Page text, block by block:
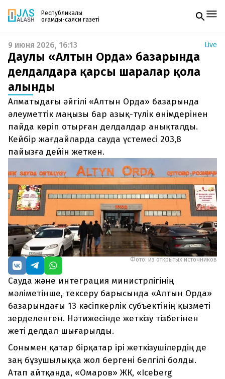
Республикалық
қоғамдық-саяси газеті
Жаңалықтар
Спорт
Live
Руханият
Аймақ
Архив
Заң және тәртіп
Редакциямен байланыс
+7 708 604 51 06
Жарнама бөлімі
+7 701 220 64 52
zhasalash100@gmail.com
Газетке жазылу
PDF форматтағы газетті ай сайын электронды
поштаңызға алып отырыңыз. Жаңа нөмір
шыққан сәтте сізге бірден жіберіледі. Тек email
енгізіңіз, біз қалғанын өзіміз жібереміз.
9 июня 2026, 16:13 Live
Даулы «Алтын Орда» базарында
делдалдарға қарсы шаралар қолға
алынды
Алматыдағы әйгілі «Алтын Орда» базарында
әлеуметтік маңызы бар азық-түлік өнімдерінен
пайда көріп отырған делдалдар анықталды.
Кейбір жағдайларда сауда үстемесі 203,8
пайызға дейін жеткен.
Фото: из открытых источников
Сауда және интеграция министрлігінің
мәліметінше, тексеру барысында «Алтын Орда»
базарындағы 13 кәсіпкерлік субъектінің қызметі
зерделенген. Нәтижесінде жеткізу тізбегінен
жеті делдал шығарылды.
Сонымен қатар бірқатар ірі жеткізушілердің де
заң бұзушылыққа жол бергені белгілі болды.
Атап айтқанда, «Омаров» ЖК, «Iceberg